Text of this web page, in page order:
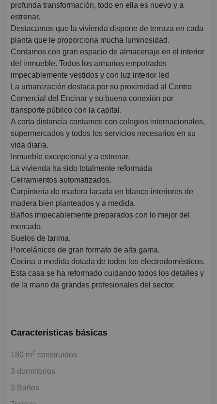
profunda transformación, todo en ella es nuevo y a
estrenar.
Destacamos que la vivienda dispone de terraza en cada
planta que le proporciona mucha luminosidad.
Contamos con gran espacio de almacenaje en el interior
del inmueble. Todos los armarios empotrados
impecablemente vestidos y con luz interior led
La urbanización destaca por su proximidad al Centro
Comercial del Encinar y su buena conexión por
transporte público con la capital.
A corta distancia contamos con colegios internacionales,
supermercados y todos los servicios necesarios en su
vida diaria.
Inmueble excepcional y a estrenar.
La vivienda ha sido totalmente reformada
Cerramientos automatizados.
Carpinteria de madera lacada en blanco interiores de
madera bien planteados y a medida.
Baños impecablemente preparados con lo mejor del
mercado.
Suelos de tarima.
Porcelánicos de gran formato de alta gama.
Cocina a medida dotada de todos los electrodomésticos.
Esta casa se ha reformado cuidando todos los detalles y
de la mano de grandes profesionales del sector.
Características básicas
180 m2 construidos
3 dormitorios
3 Baños